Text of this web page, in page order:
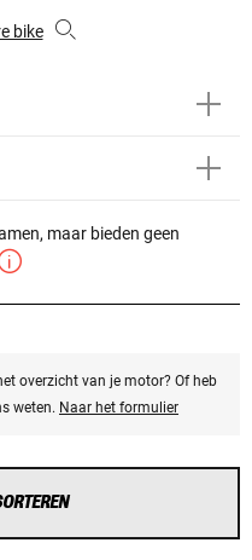
bike
maar bieden geen
overzicht van je motor? Of heb
weten. Naar het formulier